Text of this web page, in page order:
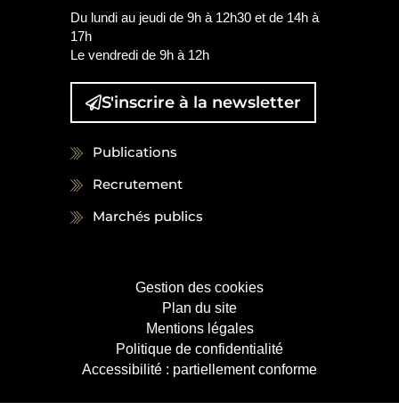
Du lundi au jeudi de 9h à 12h30 et de 14h à
17h
Le vendredi de 9h à 12h
S'inscrire à la newsletter
Publications
Recrutement
Marchés publics
Gestion des cookies
Plan du site
Mentions légales
Politique de confidentialité
Accessibilité : partiellement conforme